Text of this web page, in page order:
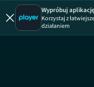
Wypróbuj
Korzystaj z
działaniem